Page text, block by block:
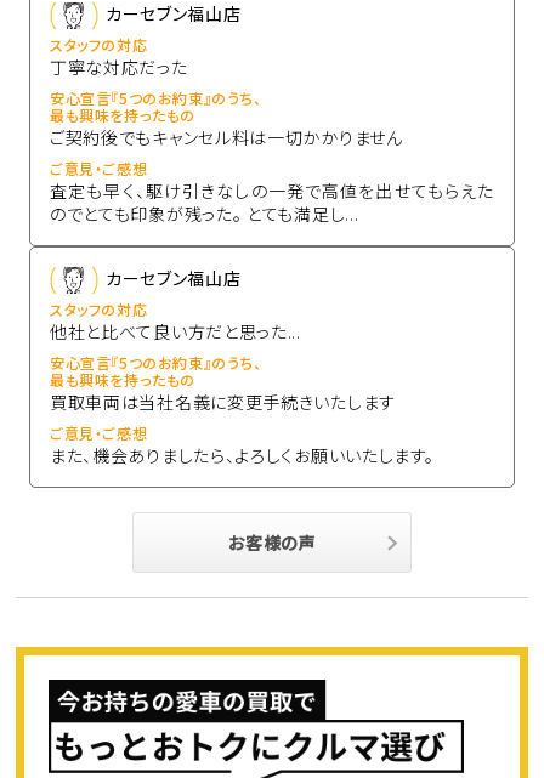
カーセブン福山店
スタッフの対応
丁寧な対応だった
安心宣言『5つのお約束』のうち、
最も興味を持ったもの
ご契約後でもキャンセル料は一切かかりません
ご意見・ご感想
査定も早く、駆け引きなしの一発で高値を出せてもらえた
のでとても印象が残った。 とても満足し...
カーセブン福山店
スタッフの対応
他社と比べて良い方だと思った...
安心宣言『5つのお約束』のうち、
最も興味を持ったもの
買取車両は当社名義に変更手続きいたします
ご意見・ご感想
また、機会ありましたら、よろしくお願いいたします。
お客様の声